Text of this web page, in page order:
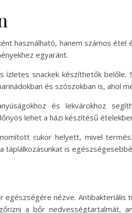
használható, hanem számos étel
egyaránt.
ízletes snackek készíthetők belőle.
és szószokban is, ahol
és lekvárokhoz
lehet a házi készítésű
cukor helyett, mivel
táplálkozásunkat is
egészségére nézve. Antibakteriális
a bőr nedvességtartalmát,